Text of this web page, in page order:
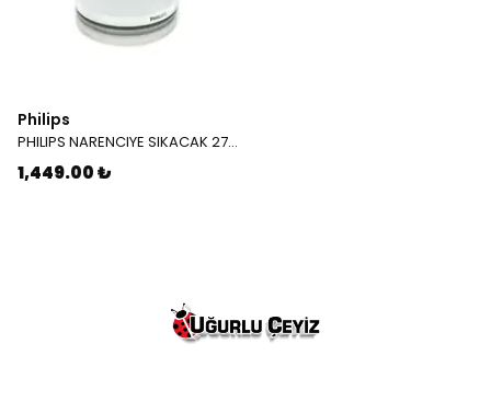
Philips
PHILIPS NARENCIYE SIKACAK 2738
1,449.00 ₺